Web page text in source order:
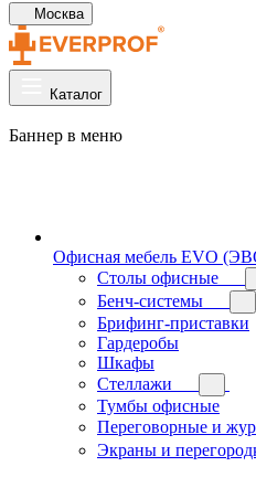
Москва
Каталог
Баннер в меню
Офисная мебель EVO
Cтолы офисные
Бенч-системы
Брифинг-приставки
Гардеробы
Шкафы
Стеллажи
Тумбы офисные
Переговорные и
Экраны и